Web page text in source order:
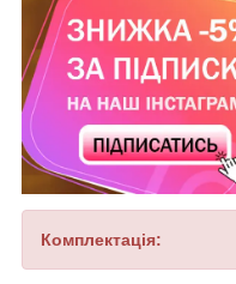
Комплектація: